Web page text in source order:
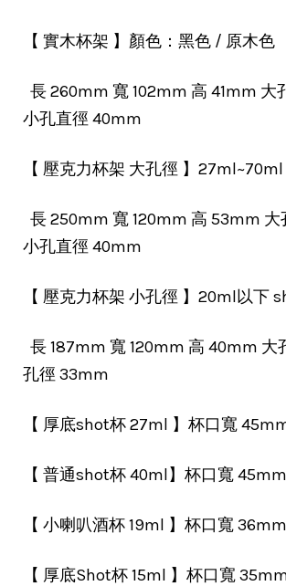
【 實木杯架 】顏色：黑色 / 原木色
長 260mm 寬 102mm 高 41mm 大
小孔直徑 40mm
【 壓克力杯架 大孔徑 】
長 250mm 寬 120mm 高 53mm
小孔直徑 40mm
【 壓克力杯架 小孔徑 】20ml以下
長 187mm 寬 120mm 高 40mm 大
孔徑 33mm
【 厚底shot杯 27ml 】杯口寬
【 普通shot杯 40ml】杯口寬
【 小喇叭酒杯 19ml 】杯口寬
【 厚底Shot杯 15ml 】杯口寬